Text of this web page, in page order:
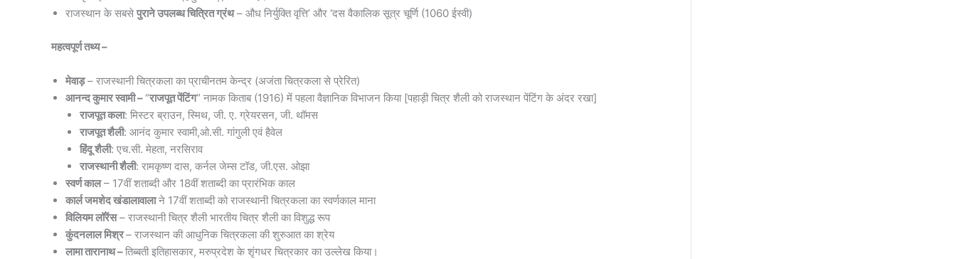
राजस्थान के सबसे पुराने उपलब्ध चित्रित ग्रंथ– औध निर्युक्ति वृत्ति’ और ‘दस वैकालिक सूत्र चूर्णि (1060 ईस्वी)
महत्वपूर्ण तथ्य –
मेवाड़– राजस्थानी चित्रकला का प्राचीनतम केन्द्र (अजंता चित्रकला से प्रेरित)
आनन्द कुमार स्वामी –“राजपूत पेंटिंग” नामक किताब (1916) में पहला वैज्ञानिक विभाजन किया [पहाड़ी चित्र शैली को राजस्थान पेंटिंग के अंदर रखा]
राजपूत कला: मिस्टर ब्राउन, स्मिथ, जी. ए. ग्रेयरसन, जी. थॉमस
राजपूत शैली: आनंद कुमार स्वामी,ओ.सी. गांगुली एवं हैवेल
हिंदू शैली: एच.सी. मेहता, नरसिराव
राजस्थानी शैली: रामकृष्ण दास, कर्नल जेम्स टॉड, जी.एस. ओझा
स्वर्ण काल– 17वीं शताब्दी और 18वीं शताब्दी का प्रारंभिक काल
कार्ल जमशेद खंडालावालाने 17वीं शताब्दी को राजस्थानी चित्रकला का स्वर्णकाल माना
विलियम लॉरेंस– राजस्थानी चित्र शैली भारतीय चित्र शैली का विशुद्ध रूप
कुंदनलाल मिश्र– राजस्थान की आधुनिक चित्रकला की शुरुआत का श्रेय
लामा तारानाथ –तिब्बती इतिहासकार, मरुप्रदेश के शृंगधर चित्रकार का उल्लेख किया।